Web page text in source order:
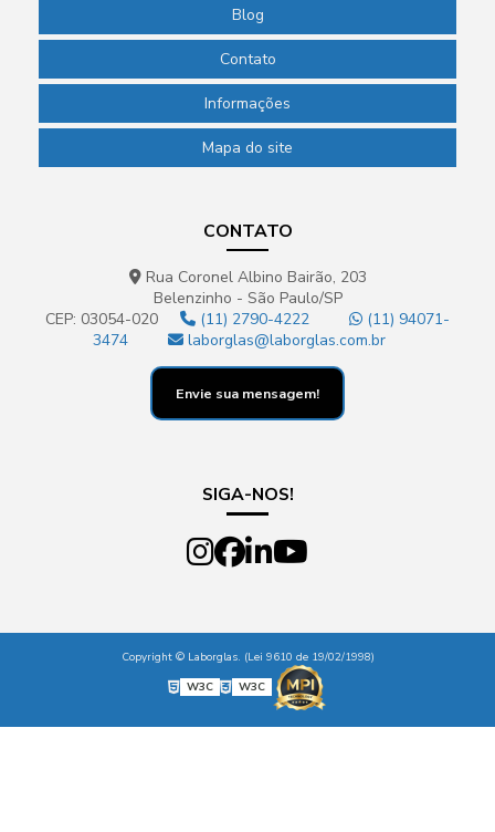
Blog
Contato
Informações
Mapa do site
CONTATO
Rua Coronel Albino Bairão, 203
Belenzinho - São Paulo/SP
CEP: 03054-020
(11) 2790-4222
(11) 94071-
3474
laborglas@laborglas.com.br
Envie sua mensagem!
SIGA-NOS!
Copyright © Laborglas. (Lei 9610 de 19/02/1998)
W3C
W3C